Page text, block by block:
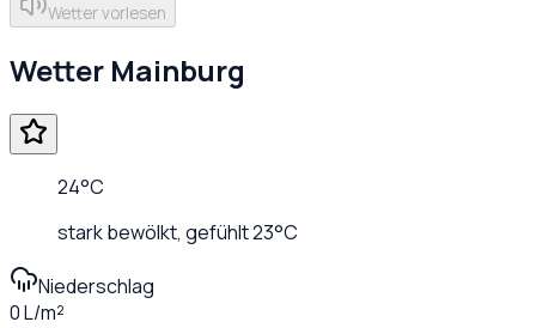
Wetter vorlesen
Wetter Mainburg
24°C
stark bewölkt, gefühlt23°C
Niederschlag
0 L/m²